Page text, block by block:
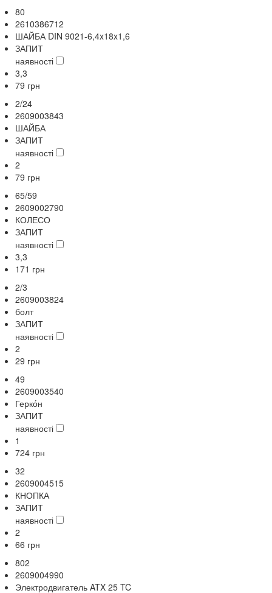
80
2610386712
ШАЙБА DIN 9021-6,4x18x1,6
ЗАПИТ
наявності
3,3
79 грн
2/24
2609003843
ШАЙБА
ЗАПИТ
наявності
2
79 грн
65/59
2609002790
КОЛЕСО
ЗАПИТ
наявності
3,3
171 грн
2/3
2609003824
болт
ЗАПИТ
наявності
2
29 грн
49
2609003540
Герко́н
ЗАПИТ
наявності
1
724 грн
32
2609004515
КНОПКА
ЗАПИТ
наявності
2
66 грн
802
2609004990
Электродвигатель ATX 25 TC